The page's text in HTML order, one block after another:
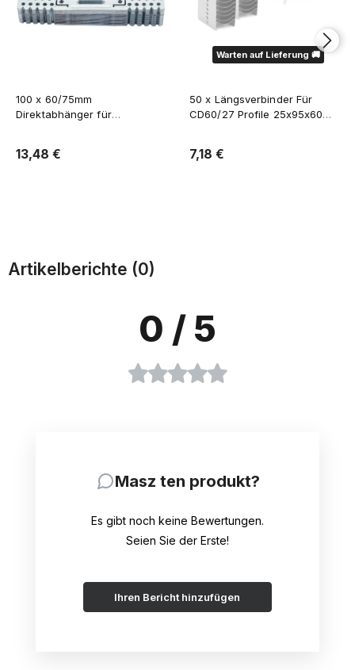
100 x 60/75mm
Direktabhänger für
13,48 €
Warten auf Lieferung 🚚
50 x Längsverbinder Für
CD60/27 Profile 25x95x60
7,18 €
Artikelberichte (0)
0 / 5
Masz ten produkt?
Es gibt noch keine Bewertungen.
Seien Sie der Erste!
Ihren Bericht hinzufügen